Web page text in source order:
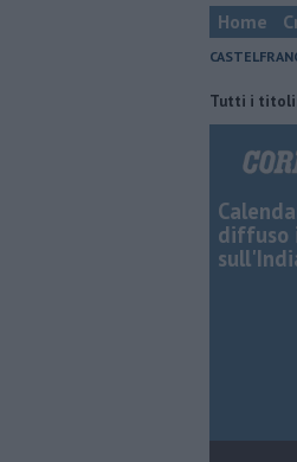
Home
Tutti i
Oltre 7mila euro a sostegno
diffuso